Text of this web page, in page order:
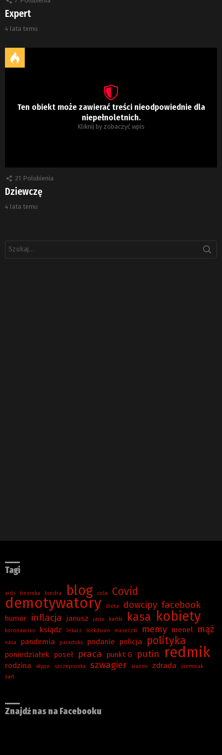
Expert
4 lata temu
Ten obiekt może zawierać treści nieodpowiednie dla
niepełnoletnich.
Kliknij by zobaczyć wpis
21 Polubienia
Dziewczę
4 lata temu
Tagi
aids beemka biedra blog cola Covid
demotywatory dieta dowcipy facebook
humor inflacja janusz jasiu kartki kasa kobiety
koronawirus ksiądz lekarz lockdown maseczki memy menel mąż
nasa pandemia paradoks podanie policja polityka
poniedziałek poseł praca punkt G putin redmik
rodzina skype szczepionka szwagier xiaomi zdrada
ziemniak
żart
Znajdź nas na Facebooku